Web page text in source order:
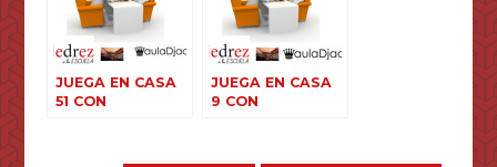
JUEGA EN CASA
51 CON
JUEGA EN CASA
9 CON